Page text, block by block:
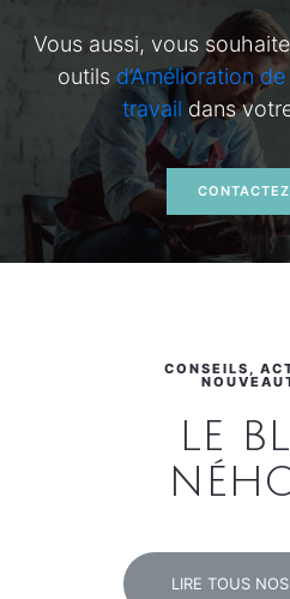
Vous aussi, vous
outils d’Amélioration
travail dans
CONSEILS,
le
LIRE TOUS